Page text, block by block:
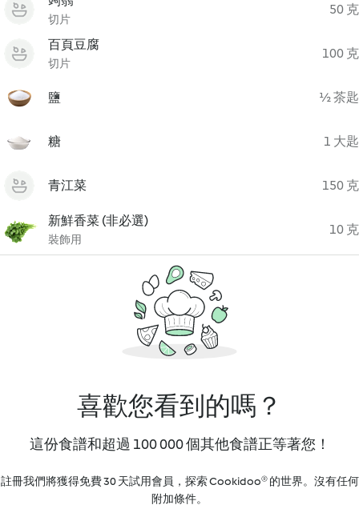
切片
50 克
百頁豆腐
切片
100 克
鹽 ½ 茶匙
糖 1 大匙
青江菜 150 克
新鮮香菜 (非必選)
裝飾用
10 克
喜歡您看到的嗎？
這份食譜和超過 100 000 個其他食譜正等著您！
註冊我們將獲得免費 30 天試用會員，探索 Cookidoo® 的世界。沒有任何
附加條件。